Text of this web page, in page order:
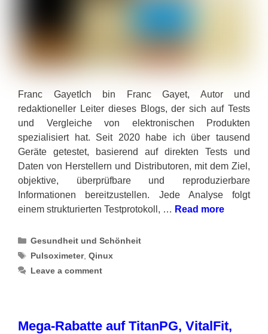
Franc GayetIch bin Franc Gayet, Autor und
redaktioneller Leiter dieses Blogs, der sich auf Tests
und Vergleiche von elektronischen Produkten
spezialisiert hat. Seit 2020 habe ich über tausend
Geräte getestet, basierend auf direkten Tests und
Daten von Herstellern und Distributoren, mit dem Ziel,
objektive, überprüfbare und reproduzierbare
Informationen bereitzustellen. Jede Analyse folgt
einem strukturierten Testprotokoll, … Read more
Categories
Gesundheit und Schönheit
Tags
Pulsoximeter,Qinux
Leave a comment
Mega-Rabatte auf TitanPG, VitalFit,